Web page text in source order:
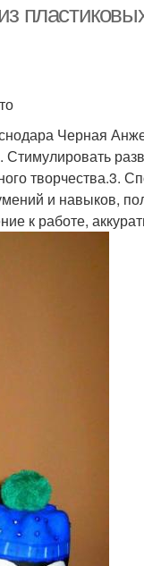
Черная
творчества.3.
и навыков,
к работе,